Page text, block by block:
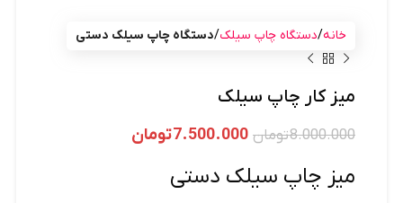
خانه دستگاه چاپ سیلک دستگاه چاپ سیلک دستی
میز کار چاپ سیلک
8.000.000تومان 7.500.000تومان
میز چاپ سیلک دستی